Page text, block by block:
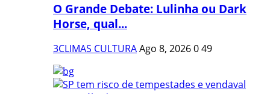
O Grande Debate: Lulinha ou Dark
Horse, qual...
3CLIMAS CULTURAAgo 8, 2026049